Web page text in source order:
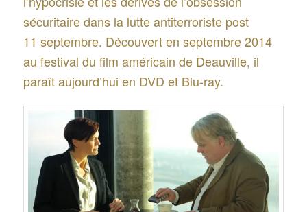
sécuritaire dans la lutte antiterroriste post
11 septembre. Découvert en septembre 2014
au festival du film américain de Deauville, il
paraît aujourd’hui en DVD et Blu-ray.